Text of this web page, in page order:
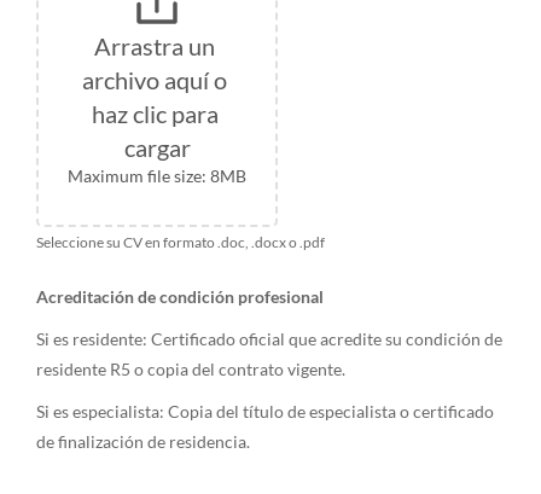
Arrastra un
archivo aquí o
haz clic para
cargar
Maximum file size: 8MB
Seleccione su CV en formato .doc, .docx o .pdf
Acreditación de condición profesional
Si es residente: Certificado oficial que acredite su condición de
residente R5 o copia del contrato vigente.
Si es especialista: Copia del título de especialista o certificado
de finalización de residencia.